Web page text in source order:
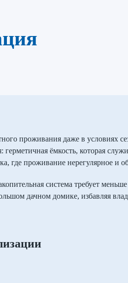
проживания даже в условиях
ёмкость, которая
где проживание нерегулярное и
система требует
дачном домике, избавляя